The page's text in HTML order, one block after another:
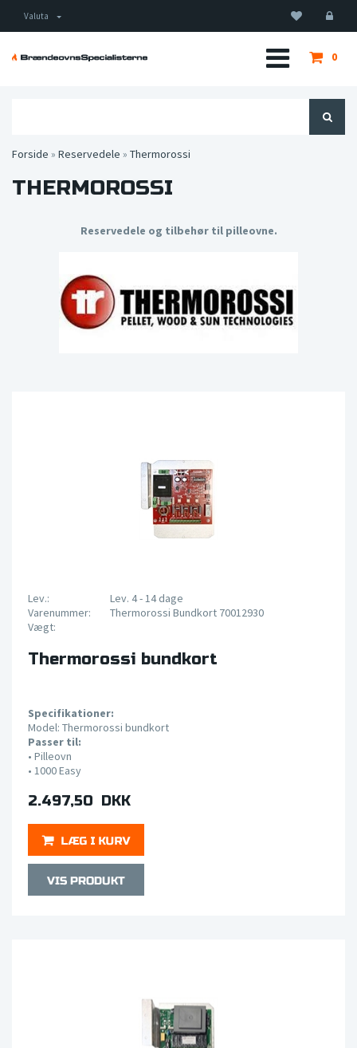
Valuta
0
Forside » Reservedele » Thermorossi
THERMOROSSI
Reservedele og tilbehør til pilleovne.
Lev.:
Lev. 4 - 14 dage
Varenummer:
Thermorossi Bundkort 70012930
Vægt:
Thermorossi bundkort
Specifikationer:
Model: Thermorossi bundkort
Passer til:
• Pilleovn
• 1000Easy
2.497,50 DKK